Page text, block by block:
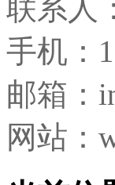
联系人
手机：
邮箱：
网站：